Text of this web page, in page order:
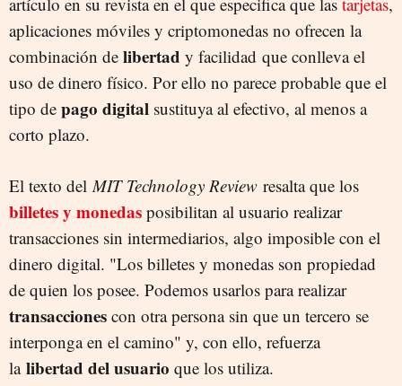
aplicaciones móviles y criptomonedas no ofrecen la
combinación de libertad y facilidad que conlleva el
uso de dinero físico. Por ello no parece probable que el
tipo de pago digital sustituya al efectivo, al menos a
corto plazo.
El texto delMIT Technology Review resalta que los
billetes y monedas posibilitan al usuario realizar
transacciones sin intermediarios, algo imposible con el
dinero digital. "Los billetes y monedas son propiedad
de quien los posee. Podemos usarlos para realizar
transacciones con otra persona sin que un tercero se
interponga en el camino" y, con ello, refuerza
la libertad del usuario que los utiliza.